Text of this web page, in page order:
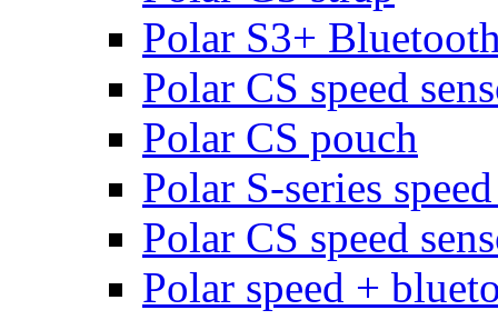
Polar S3+
Polar CS speed
Polar CS pouch
Polar S-series
Polar CS speed
Polar speed +